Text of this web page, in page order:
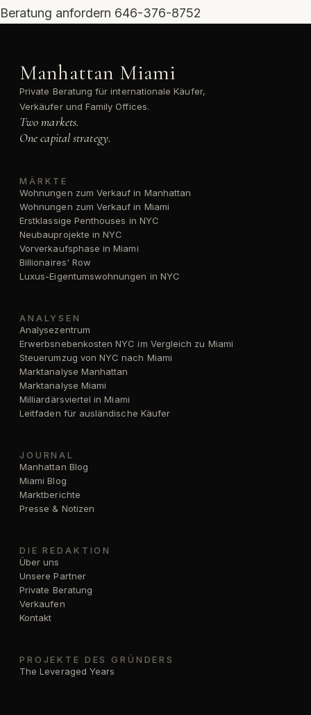
Beratung anfordern 646-376-8752
Manhattan Miami
Private Beratung für internationale Käufer,
Verkäufer und Family Offices.
Two markets.
One capital strategy.
MÄRKTE
Wohnungen zum Verkauf in Manhattan
Wohnungen zum Verkauf in Miami
Erstklassige Penthouses in NYC
Neubauprojekte in NYC
Vorverkaufsphase in Miami
Billionaires' Row
Luxus-Eigentumswohnungen in NYC
ANALYSEN
Analysezentrum
Erwerbsnebenkosten NYC im Vergleich zu Miami
Steuerumzug von NYC nach Miami
Marktanalyse Manhattan
Marktanalyse Miami
Milliardärsviertel in Miami
Leitfaden für ausländische Käufer
JOURNAL
Manhattan Blog
Miami Blog
Marktberichte
Presse & Notizen
DIE REDAKTION
Über uns
Unsere Partner
Private Beratung
Verkaufen
Kontakt
PROJEKTE DES GRÜNDERS
The Leveraged Years